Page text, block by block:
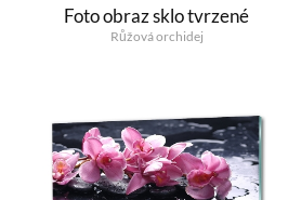
Foto obraz sklo tvrzené
Růžová orchidej